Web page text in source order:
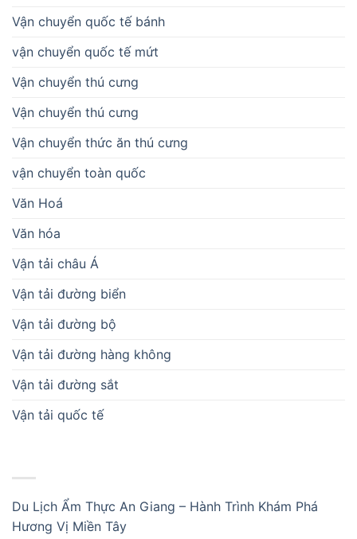
Vận chuyển quốc tế bánh
vận chuyển quốc tế mứt
Vận chuyển thú cưng
Vận chuyển thú cưng
Vận chuyển thức ăn thú cưng
vận chuyển toàn quốc
Văn Hoá
Văn hóa
Vận tải châu Á
Vận tải đường biển
Vận tải đường bộ
Vận tải đường hàng không
Vận tải đường sắt
Vận tải quốc tế
Du Lịch Ẩm Thực An Giang – Hành Trình Khám Phá
Hương Vị Miền Tây